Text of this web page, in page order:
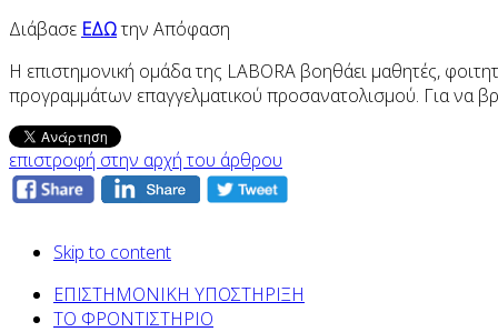
Διάβασε ΕΔΩτην Απόφαση
Η επιστημονική ομάδα της LABORA βοηθάει μαθητές,
προγραμμάτων επαγγελματικού προσανατολισμού. Για να
επιστροφή στην αρχή του άρθρου
Skip to content
ΕΠΙΣΤΗΜΟΝΙΚΗ ΥΠΟΣΤΗΡΙΞΗ
ΤΟ ΦΡΟΝΤΙΣΤΗΡΙΟ